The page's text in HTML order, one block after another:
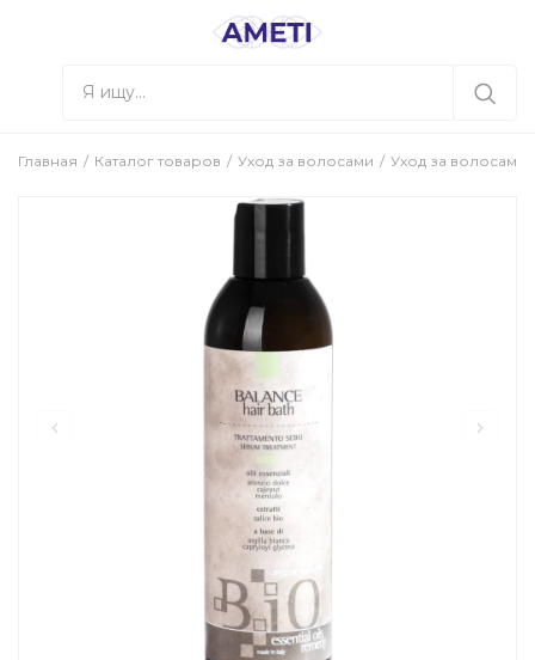
Главная Каталог товаров Уход за волосами Уход за волосами